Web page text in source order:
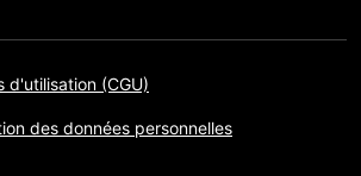
d'utilisation (CGU)
des données personnelles